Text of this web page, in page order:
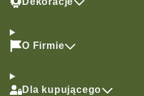
O Firmie
Dla kupującego